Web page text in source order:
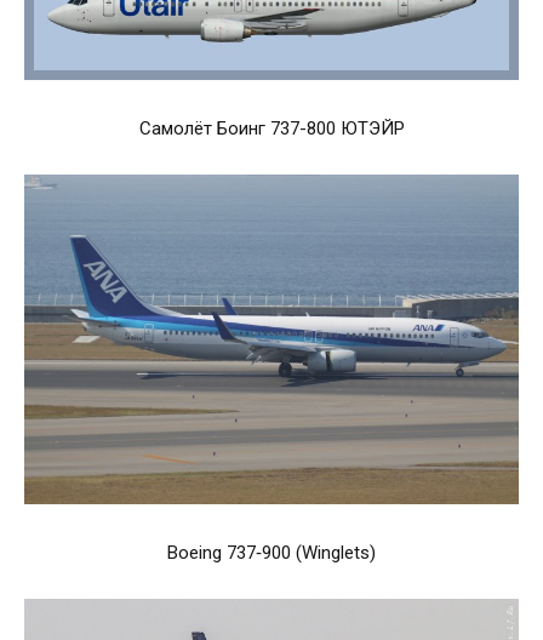
Самолёт Боинг 737-800 ЮТЭЙР
Boeing 737‑900 (Winglets)